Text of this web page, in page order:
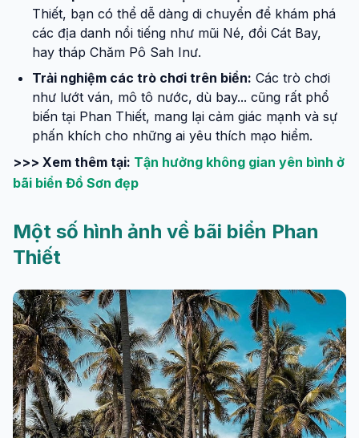
Thiết, bạn có thể dễ dàng di chuyển để khám phá
các địa danh nổi tiếng như mũi Né, đồi Cát Bay,
hay tháp Chăm Pô Sah Inư.
Trải nghiệm các trò chơi trên biển: Các trò chơi
như lướt ván, mô tô nước, dù bay... cũng rất phổ
biến tại Phan Thiết, mang lại cảm giác mạnh và sự
phấn khích cho những ai yêu thích mạo hiểm.
>>> Xem thêm tại: Tận hưởng không gian yên bình ở
bãi biển Đồ Sơn đẹp
Một số hình ảnh về bãi biển Phan
Thiết